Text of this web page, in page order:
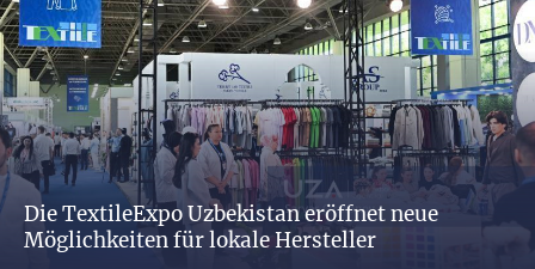
Die TextileExpo Uzbekistan eröffnet neue
Möglichkeiten für lokale Hersteller